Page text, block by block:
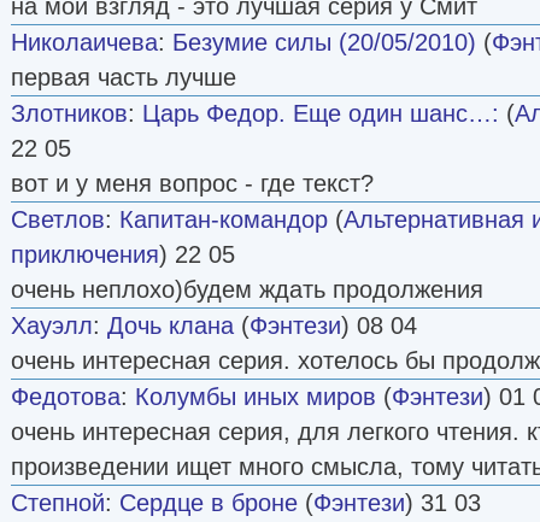
на мой взгляд - это лучшая серия у Смит
Николаичева: Безумие силы (20/05/2010) (
первая часть лучше
Злотников: Царь Федор. Еще один шанс…: (
22 05
вот и у меня вопрос - где текст?
Светлов: Капитан-командор (Альтернативная
приключения) 22 05
очень неплохо)будем ждать продолжения
Хауэлл: Дочь клана (Фэнтези) 08 04
очень интересная серия. хотелось бы
Федотова: Колумбы иных миров (Фэнтези) 01
очень интересная серия, для легкого чтения.
произведении ищет много смысла, тому
Степной: Сердце в броне (Фэнтези) 31 03